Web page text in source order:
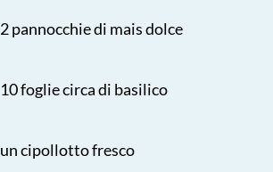
2 pannocchie di mais dolce
10 foglie circa di basilico
un cipollotto fresco